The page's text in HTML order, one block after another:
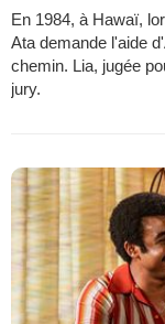
En 1984, à Hawaï,
Ata demande l'aide
chemin. Lia, jugée
jury.